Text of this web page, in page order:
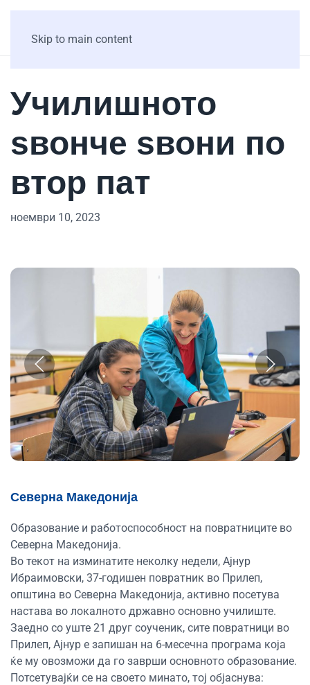
Skip to main content
Училишното
ѕвонче ѕвони по
втор пат
ноември 10, 2023
Северна Македонија
Образование и работоспособност на повратниците во
Северна Македонија.
Во текот на изминатите неколку недели, Ајнур
Ибраимовски, 37-годишен повратник во Прилеп,
општина во Северна Македонија, активно посетува
настава во локалното државно основно училиште.
Заедно со уште 21 друг соученик, сите повратници во
Прилеп, Ајнур е запишан на 6-месечна програма која
ќе му овозможи да го заврши основното образование.
Потсетувајќи се на своето минато, тој објаснува: